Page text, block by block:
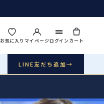
お気に入りマイページログインカート
LINE友だち追加→